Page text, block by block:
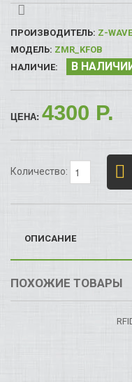
ПРОИЗВОДИТЕЛЬ: Z-
МОДЕЛЬ: ZMR_KFOB
НАЛИЧИЕ:
В
ЦЕНА: 4300 P.
Количество:
ОПИСАНИЕ
ПОХОЖИЕ ТОВАРЫ